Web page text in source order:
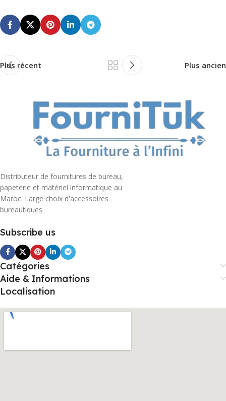
Plus récent Plus ancien
Distributeur de fournitures de bureau,
papeterie et matériel informatique au
Maroc. Large choix d'accessoires
bureautiques
Subscribe us
Catégories
Aide & Informations
Localisation